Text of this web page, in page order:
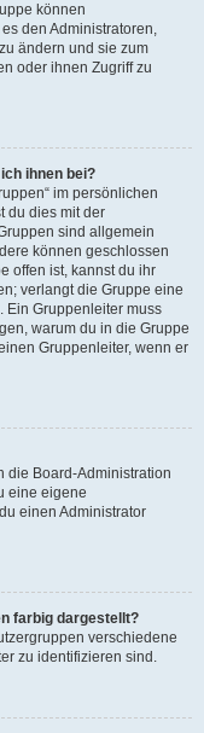
können
den Administratoren,
ändern und sie zum
oder ihnen Zugriff zu
ihnen bei?
im persönlichen
du dies mit der
sind allgemein
können geschlossen
offen ist, kannst du ihr
verlangt die Gruppe eine
Ein Gruppenleiter muss
warum du in die Gruppe
Gruppenleiter, wenn er
die Board-Administration
eine eigene
einen Administrator
farbig dargestellt?
verschiedene
zu identifizieren sind.